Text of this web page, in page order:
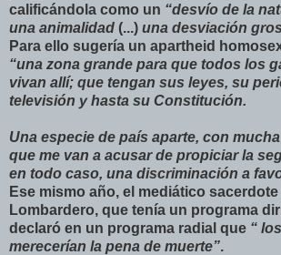
calificándola como un “desvío de la
una animalidad (...) una desviación
Para ello sugería un apartheid
“una zona grande para que todos los
vivan allí; que tengan sus leyes, su
televisión y hasta su Constitución.
Una especie de país aparte, con
que me van a acusar de propiciar la
en todo caso, una discriminación a
Ese mismo año, el mediático
Lombardero, que tenía un programa
declaró en un programa radial que “
merecerían la pena de muerte”.